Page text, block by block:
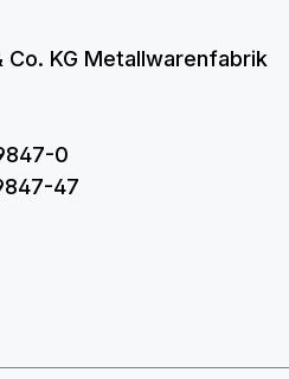
Co. KG Metallwarenfabrik
0
47